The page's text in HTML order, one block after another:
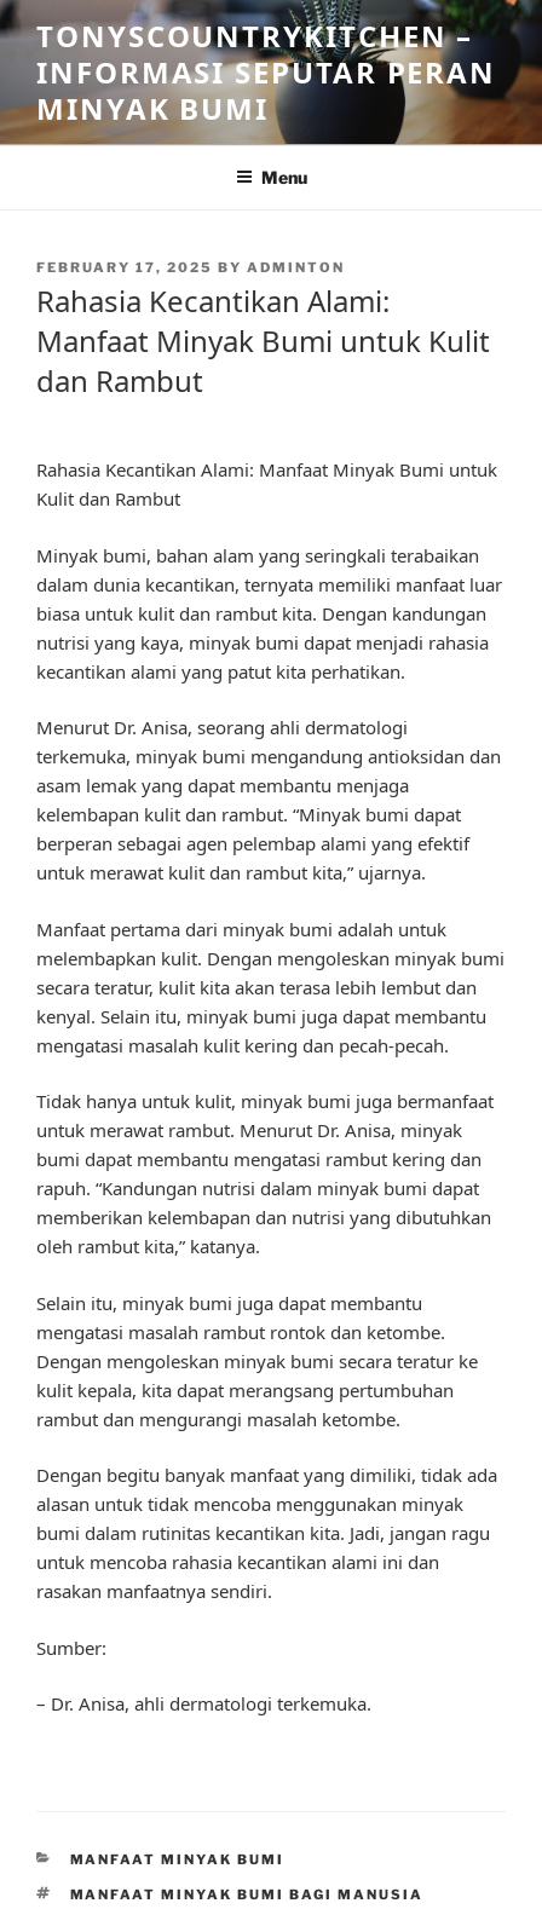
Skip
to
content
TONYSCOUNTRYKITCHEN –
INFORMASI SEPUTAR PERAN
MINYAK BUMI
Menu
POSTED
FEBRUARY 17, 2025 BY ADMINTON
Rahasia Kecantikan Alami:
Manfaat Minyak Bumi untuk Kulit
dan Rambut
Rahasia Kecantikan Alami: Manfaat Minyak Bumi untuk
Kulit dan Rambut
Minyak bumi, bahan alam yang seringkali terabaikan
dalam dunia kecantikan, ternyata memiliki manfaat luar
biasa untuk kulit dan rambut kita. Dengan kandungan
nutrisi yang kaya, minyak bumi dapat menjadi rahasia
kecantikan alami yang patut kita perhatikan.
Menurut Dr. Anisa, seorang ahli dermatologi
terkemuka, minyak bumi mengandung antioksidan dan
asam lemak yang dapat membantu menjaga
kelembapan kulit dan rambut. “Minyak bumi dapat
berperan sebagai agen pelembap alami yang efektif
untuk merawat kulit dan rambut kita,” ujarnya.
Manfaat pertama dari minyak bumi adalah untuk
melembapkan kulit. Dengan mengoleskan minyak bumi
secara teratur, kulit kita akan terasa lebih lembut dan
kenyal. Selain itu, minyak bumi juga dapat membantu
mengatasi masalah kulit kering dan pecah-pecah.
Tidak hanya untuk kulit, minyak bumi juga bermanfaat
untuk merawat rambut. Menurut Dr. Anisa, minyak
bumi dapat membantu mengatasi rambut kering dan
rapuh. “Kandungan nutrisi dalam minyak bumi dapat
memberikan kelembapan dan nutrisi yang dibutuhkan
oleh rambut kita,” katanya.
Selain itu, minyak bumi juga dapat membantu
mengatasi masalah rambut rontok dan ketombe.
Dengan mengoleskan minyak bumi secara teratur ke
kulit kepala, kita dapat merangsang pertumbuhan
rambut dan mengurangi masalah ketombe.
Dengan begitu banyak manfaat yang dimiliki, tidak ada
alasan untuk tidak mencoba menggunakan minyak
bumi dalam rutinitas kecantikan kita. Jadi, jangan ragu
untuk mencoba rahasia kecantikan alami ini dan
rasakan manfaatnya sendiri.
Sumber:
– Dr. Anisa, ahli dermatologi terkemuka.
CATEGORIES
MANFAAT MINYAK BUMI
TAGS
MANFAAT MINYAK BUMI BAGI MANUSIA